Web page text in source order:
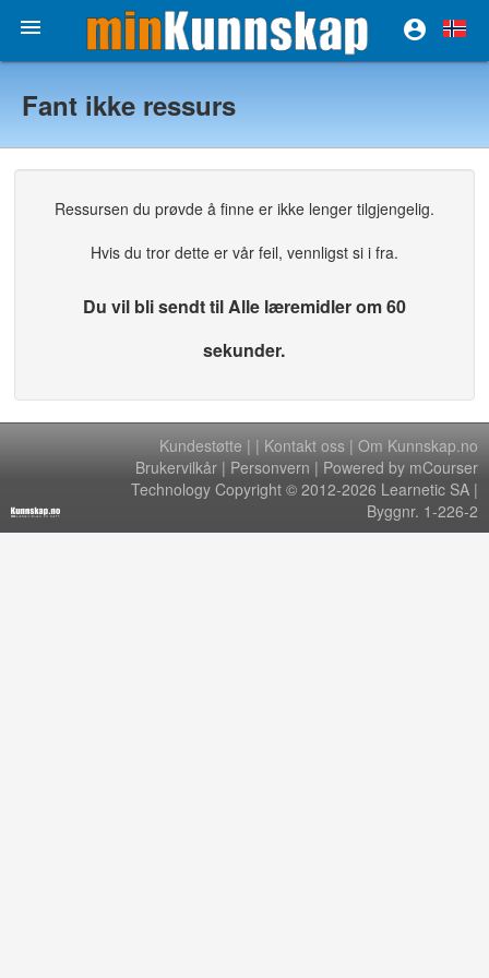


Fant ikke ressurs
Ressursen du prøvde å finne er ikke lenger tilgjengelig.
Hvis du tror dette er vår feil, vennligst si i fra.
Du vil bli sendt til Alle læremidler om 60
sekunder.
Kundestøtte | | Kontakt oss | Om Kunnskap.no
Brukervilkår | Personvern | Powered by mCourser
Technology Copyright © 2012-2026 Learnetic SA |
Byggnr. 1-226-2